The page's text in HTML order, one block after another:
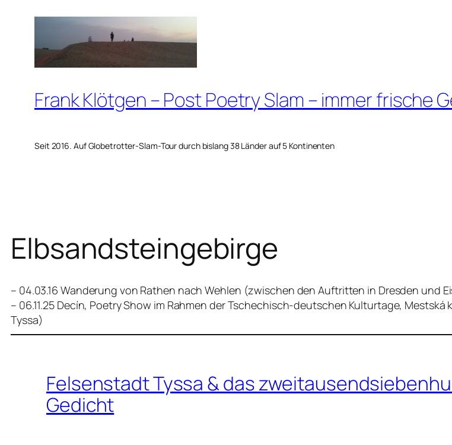
springen
Frank Klötgen – Post Poetry Slam – immer frische
Seit 2016. Auf Globetrotter-Slam-Tour durch bislang 38 Länder auf 5 Kontinenten
Elbsandsteingebirge
– 04.03.16 Wanderung von Rathen nach Wehlen (zwischen den Auftritten in Dresden und
– 06.11.25 Decín, Poetry Show im Rahmen der Tschechisch-deutschen Kulturtage,
Tyssa)
Felsenstadt Tyssa & das
Gedicht